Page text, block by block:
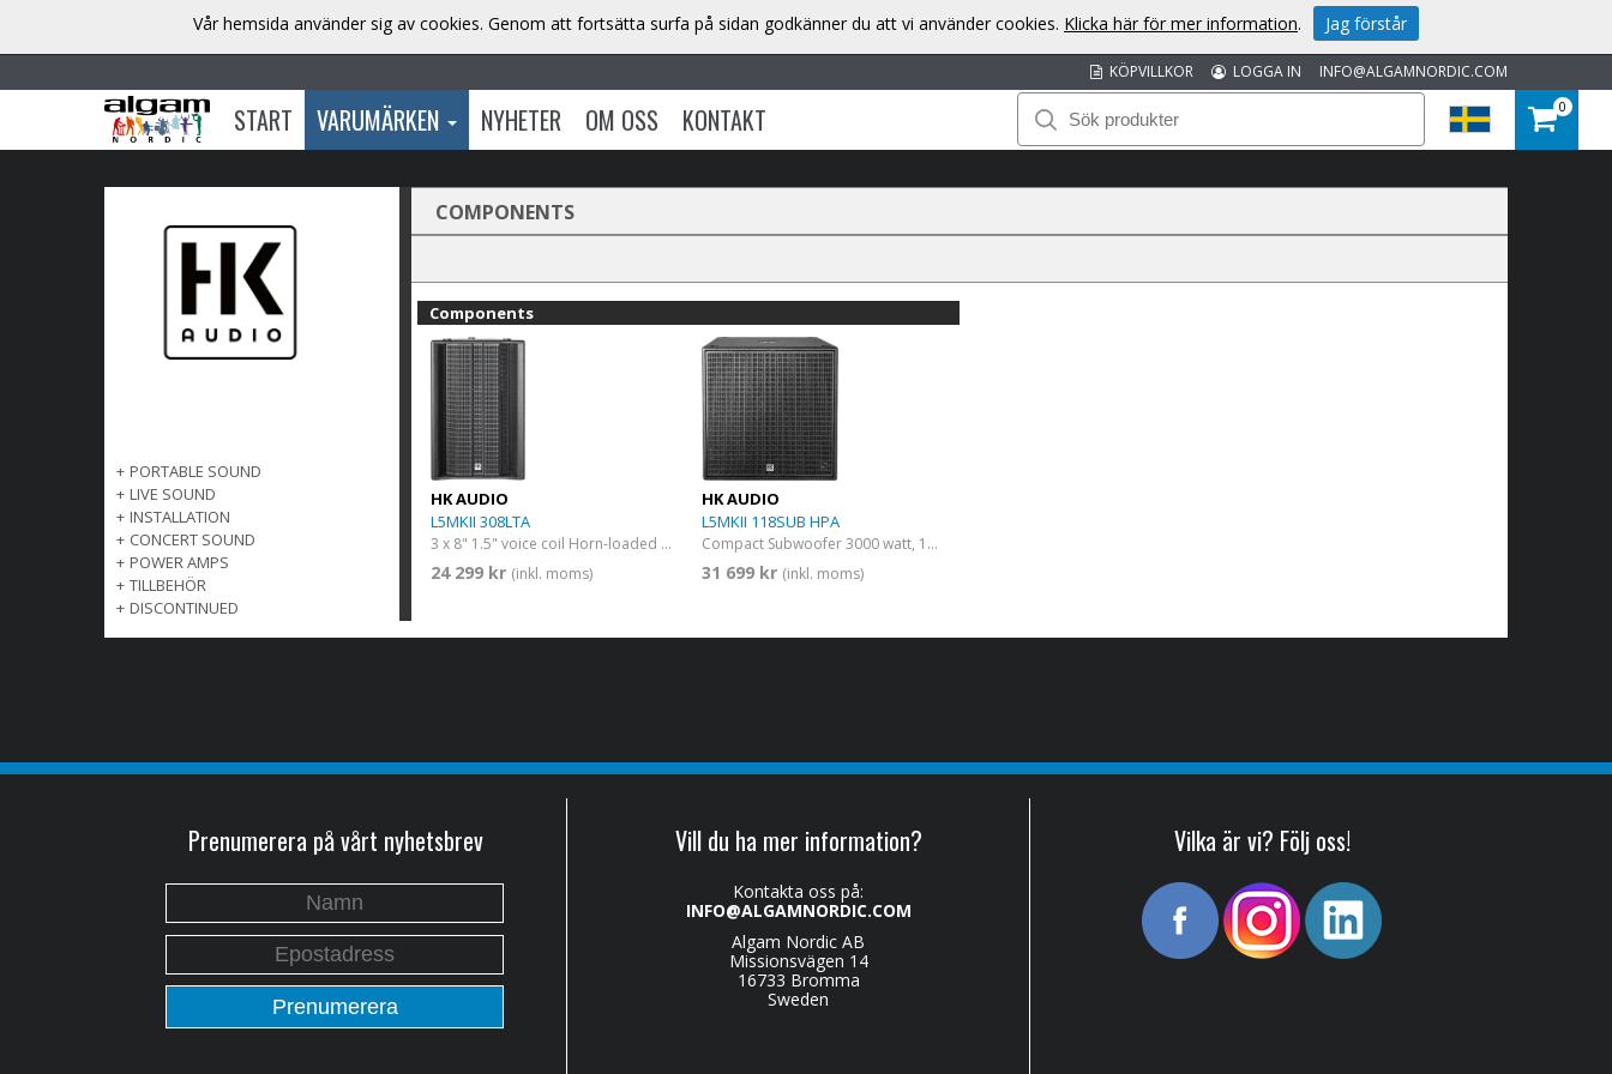
INFO@ALGAMNORDIC.COM
LOGGA IN
KÖPVILLKOR
START VARUMÄRKEN NYHETER OM OSS KONTAKT 0
+ PORTABLE SOUND
+ LIVE SOUND
+ INSTALLATION
+ CONCERT SOUND
+ POWER AMPS
+ TILLBEHÖR
+ DISCONTINUED
COMPONENTS
Components
HK AUDIO
L5MKII 308LTA
3 x 8" 1.5" voice coil Horn-loaded Long-Throw-Mid-/High-Unit with Multi-Cell-Transformer
24 299 kr (inkl. moms)
HK AUDIO
L5MKII 118SUB HPA
Compact Subwoofer 3000 watt, 18" 4" voice coil
31 699 kr (inkl. moms)
Prenumerera på vårt nyhetsbrev Vill du ha mer information?
Kontakta oss på:
INFO@ALGAMNORDIC.COM
Algam Nordic AB
Missionsvägen 14
16733 Bromma
Sweden
Vilka är vi? Följ oss!
Vår hemsida använder sig av cookies. Genom att fortsätta surfa på sidan godkänner du att vi använder cookies. Klicka här för mer information. Jag förstår